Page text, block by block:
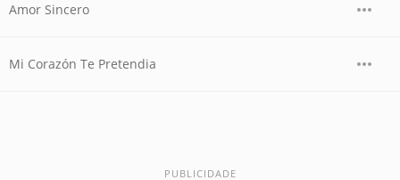
Amor Sincero
Mi Corazón Te Pretendia